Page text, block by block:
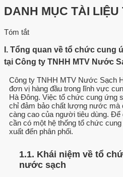
DANH MỤC TÀI
Tóm tắt
I. Tổng quan về tổ chức cung
tại Công ty TNHH MTV Nước
Công ty TNHH MTV Nước Sạch
đơn vị hàng đầu trong lĩnh vực
Hà Đông. Việc tổ chức cung ứng
chỉ đảm bảo chất lượng nước mà
càng cao của người tiêu dùng.
cần có một hệ thống tổ chức
xuất đến phân phối.
1.1. Khái niệm về tổ
nước sạch